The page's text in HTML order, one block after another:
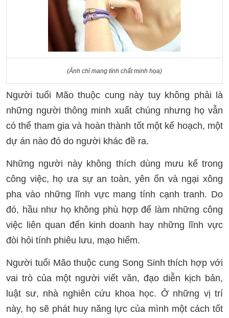
(Ảnh chỉ mang tính chất minh họa)
Người tuổi Mão thuộc cung này tuy không phải là
những người thông minh xuất chúng nhưng họ vẫn
có thể tham gia và hoàn thành tốt một kế hoạch, một
dự án nào đó do người khác đề ra.
Những người này không thích dùng mưu kế trong
công việc, họ ưa sự an toàn, yên ổn và ngại xông
pha vào những lĩnh vực mang tính cạnh tranh. Do
đó, hầu như họ không phù hợp để làm những công
việc liên quan đến kinh doanh hay những lĩnh vực
đòi hỏi tính phiêu lưu, mạo hiểm.
Người tuổi Mão thuộc cung Song Sinh thích hợp với
vai trò của một người viết văn, đạo diễn kịch bản,
luật sư, nhà nghiên cứu khoa học. Ở những vị trí
này, họ sẽ phát huy năng lực của mình một cách tốt